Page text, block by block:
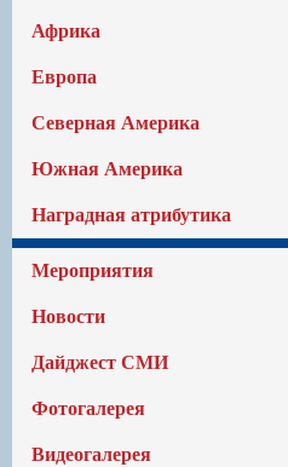
Африка
Европа
Северная Америка
Южная Америка
Наградная атрибутика
Мероприятия
Новости
Дайджест СМИ
Фотогалерея
Видеогалерея